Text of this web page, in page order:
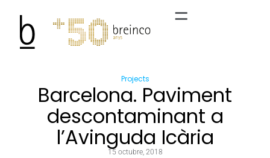
Projects
Barcelona. Paviment
descontaminant a
l’Avinguda Icària
15 octubre, 2018